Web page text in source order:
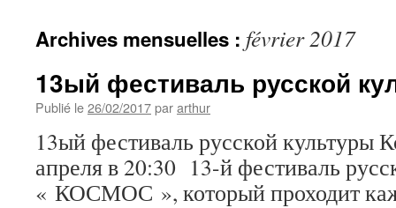
Archives mensuelles : février 2017
13ый фестиваль русской
Publié le26/02/2017pararthur
13ый фестиваль русской культуры
апреля в 20:30 13-й фестиваль
« КОСМОС », который проходит